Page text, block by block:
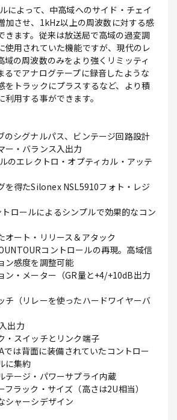
によって、中高域へのサイド・チェイ
加させ、1kHz以上の周波数に対する感
きます。従来は放送局で高域の過変調
使用されていた機能ですが、現代のレ
域の周波数のみをより強くリミッティ
るでアナログテープに録音したような
をトラックにプラスするなど、より積
用する事ができます。
のシグナルパス、ビンテージ回路設計
ー・バランス入出力
のエレクトロ・オプティカル・アッテ
を得たSilonex NSL5910フォト・レジ
ロールによるシンプルで効果的なコン
オート・リリース＆アタック
コントロールの再現。高域信
ン感度を調整可能
ン・メーター（GR量と+4/+10dB出力
チ（リレーを使ったハードワイヤーバ
出力
・スイッチとリンク端子
では背面に装備されていたコントロー
に集約
テージ・パワーサプライ内蔵
フラック・サイズ（高さは2U相当）
シャーシデザイン